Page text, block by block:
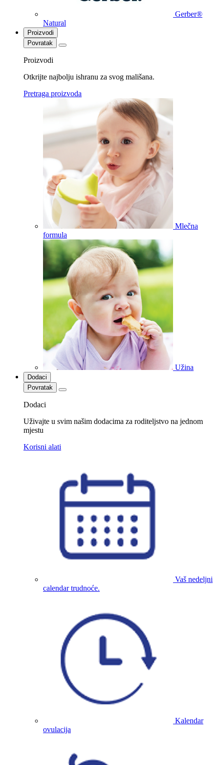
Gerber®
Natural
Proizvodi
Povratak
Proizvodi
Otkrijte najbolju ishranu za svog mališana.
Pretraga proizvoda
Mlečna
formula
Užina
Dodaci
Povratak
Dodaci
Uživajte u svim našim dodacima za roditeljstvo na jednom
mjestu
Korisni alati
Vaš nedeljni
calendar trudnoće.
Kalendar
ovulacija